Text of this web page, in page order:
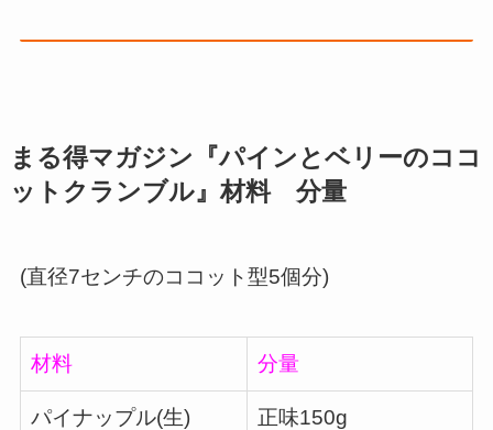
まる得マガジン『パインとベリーのココ
ットクランブル』材料 分量
(直径7センチのココット型5個分)
材料 分量
パイナップル(生) 正味150g